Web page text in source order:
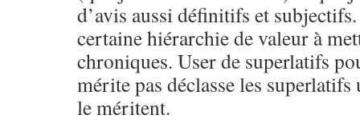
d’avis aussi définitifs et
certaine hiérarchie de valeur à
chroniques. User de superlatifs
mérite pas déclasse les
le méritent.